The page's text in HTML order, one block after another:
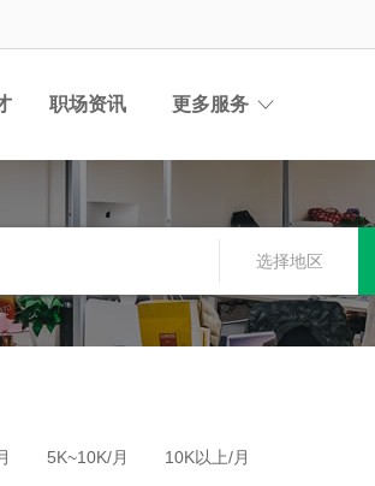
职场资讯 更多服务
选择地区
5K~10K/月 10K以上/月